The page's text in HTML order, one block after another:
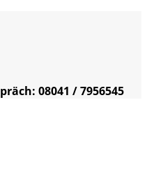
08041 / 7956545